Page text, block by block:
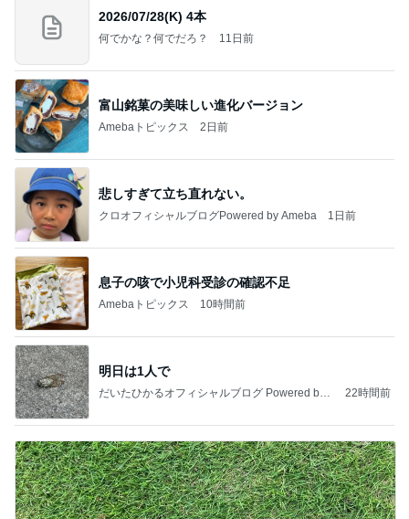
2026/07/28(K) 4本
何でかな？何でだろ？ 11日前
富山銘菓の美味しい進化バージョン
Amebaトピックス 2日前
悲しすぎて立ち直れない。
クロオフィシャルブログPowered by Ameba 1日前
息子の咳で小児科受診の確認不足
Amebaトピックス 10時間前
明日は1人で
だいたひかるオフィシャルブログ Powered by
22時間前